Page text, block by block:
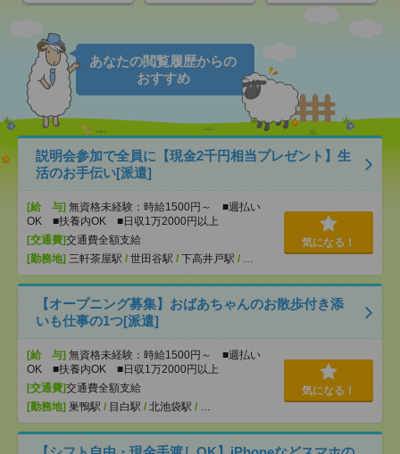
あなたの閲覧履歴からの
おすすめ
説明会参加で全員に【現金2千円相当プレゼント】生
活のお手伝い[派遣]
[給 与] 無資格未経験：時給1500円～ ■週払い
OK ■扶養内OK ■日収1万2000円以上
[交通費]交通費全額支給
[勤務地] 三軒茶屋駅 / 世田谷駅 / 下高井戸駅 / …
気になる！
【オープニング募集】おばあちゃんのお散歩付き添
いも仕事の1つ[派遣]
[給 与] 無資格未経験：時給1500円～ ■週払い
OK ■扶養内OK ■日収1万2000円以上
[交通費]交通費全額支給
[勤務地] 巣鴨駅 / 目白駅 / 北池袋駅 / …
気になる！